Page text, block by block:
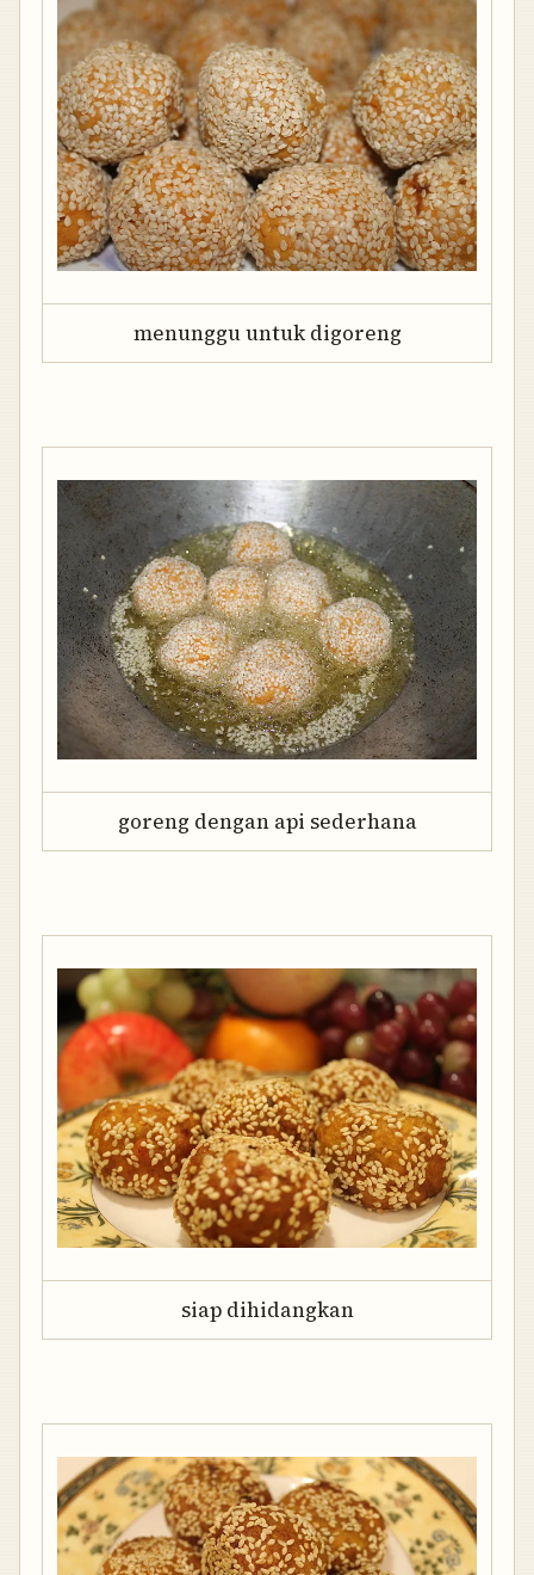
menunggu untuk digoreng
goreng dengan api sederhana
siap dihidangkan